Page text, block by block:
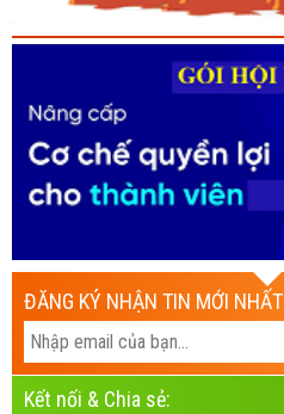
ĐĂNG KÝ NHẬN TIN MỚI NHẤT
Kết nối & Chia sẻ: